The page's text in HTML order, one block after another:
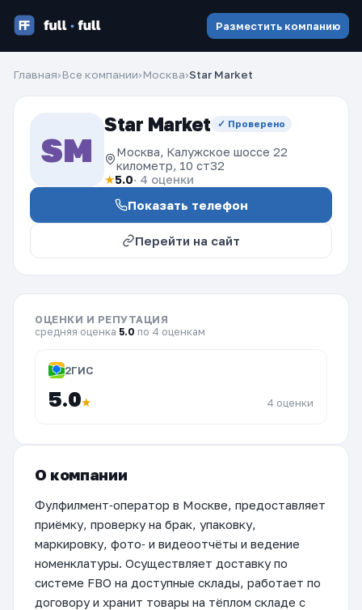
Разместить компанию
Главная›Все компании›Москва›Star Market
SM
Star Market ✓ Проверено
Москва, Калужское шоссе 22
километр, 10 ст32
★5.0· 4 оценки
Показать телефон
Перейти на сайт
ОЦЕНКИ И РЕПУТАЦИЯ
средняя оценка 5.0 по 4 оценкам
2ГИС
5.0★ 4 оценки
О компании
Фулфилмент‑оператор в Москве, предоставляет
приёмку, проверку на брак, упаковку,
маркировку, фото‑ и видеоотчёты и ведение
номенклатуры. Осуществляет доставку по
системе FBO на доступные склады, работает по
договору и хранит товары на тёплом складе с